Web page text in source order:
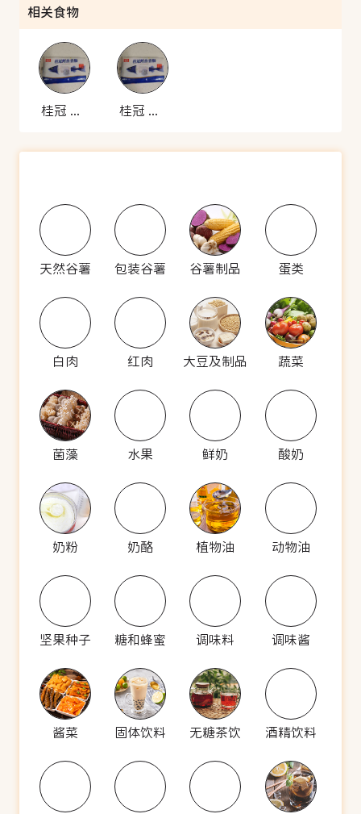
相关食物
桂冠 鳕鱼香肠 桂冠 鳕鱼香肠
天然谷薯 包装谷薯 谷薯制品 蛋类
白肉 红肉 大豆及制品 蔬菜
菌藻 水果 鲜奶 酸奶
奶粉 奶酪 植物油 动物油
坚果种子 糖和蜂蜜 调味料 调味酱
酱菜 固体饮料 无糖茶饮 酒精饮料